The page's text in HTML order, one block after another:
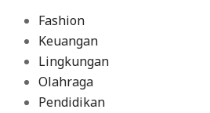
Fashion
Keuangan
Lingkungan
Olahraga
Pendidikan